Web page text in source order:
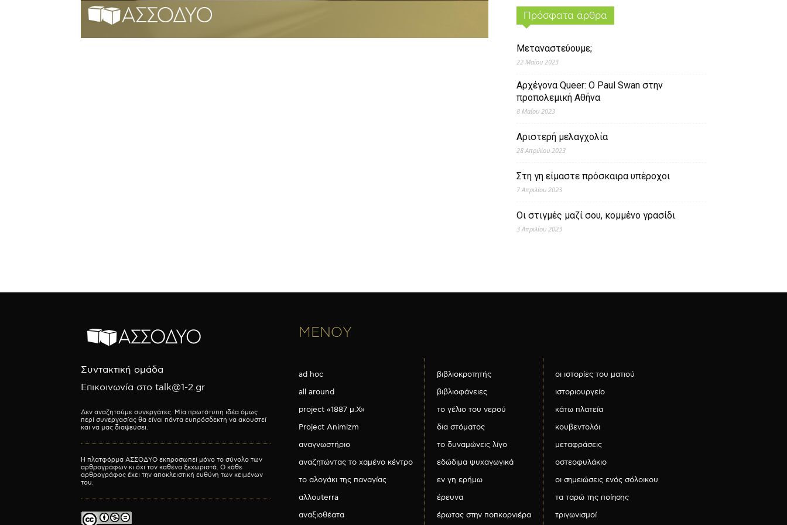
Πρόσφατα άρθρα
Μεταναστεύουμε;
22 Μαΐου 2023
Αρχέγονα Queer: O Paul Swan στην
προπολεμική Αθήνα
8 Μαΐου 2023
Αριστερή μελαγχολία
28 Απριλίου 2023
Στη γη είμαστε πρόσκαιρα υπέροχοι
7 Απριλίου 2023
Οι στιγμές μαζί σου, κομμένο γρασίδι
3 Απριλίου 2023
Συντακτική ομάδα
Επικοινωνία στο talk@1-2.gr
Δεν αναζητούμε συνεργάτες. Μία πρωτότυπη ιδέα όμως
περί συνεργασίας θα είναι πάντα ευπρόσδεκτη να ακουστεί
και να μας διαψεύσει.
Η πλατφόρμα ΑΣΣΟΔΥΟ εκπροσωπεί μόνο το σύνολο των
αρθρογράφων κι όχι τον καθένα ξεχωριστά. Ο κάθε
αρθρογράφος έχει την αποκλειστική ευθύνη των κειμένων
του.
ΜΕΝΟΥ
ad hoc
all around
project «1887 μ.Χ»
Project Animizm
αναγνωστήριο
αναζητώντας το χαμένο κέντρο
το αλογάκι της παναγίας
αλλουterra
αναξιοθέατα
βιβλιοκροτητής
βιβλιοφάνειες
το γέλιο του νερού
δια στόματος
το δυναμώνεις λίγο
εδώδιμα ψυχαγωγικά
εν γη ερήμω
έρευνα
έρωτας στην ποπκορνιέρα
οι ιστορίες του ματιού
ιστοριουργείο
κάτω πλατεία
κουβεντολόι
μεταφράσεις
οστεοφυλάκιο
οι σημειώσεις ενός σόλοικου
τα ταρώ της ποίησης
τριγωνισμοί